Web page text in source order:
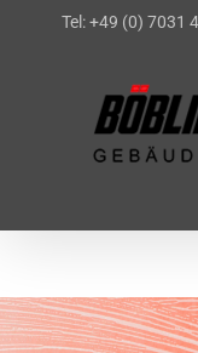
Tel: +49 (0) 7031